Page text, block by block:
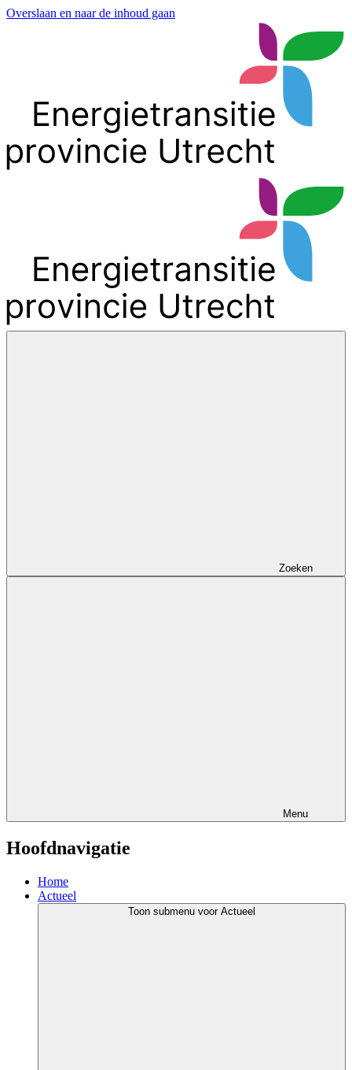
Overslaan en naar de inhoud gaan
Zoeken
Menu
Hoofdnavigatie
Home
Actueel
Toon submenu voor Actueel